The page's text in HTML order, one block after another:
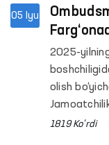
05 Iyu
yopiq
o‘rganildi
2025-
olish
qator
1819 Ko'rdi